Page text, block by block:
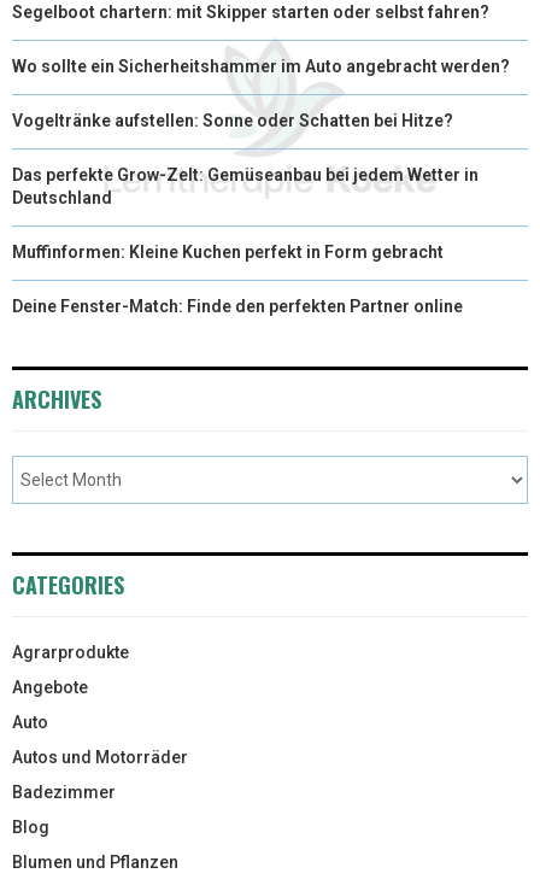
Segelboot chartern: mit Skipper starten oder selbst fahren?
Wo sollte ein Sicherheitshammer im Auto angebracht werden?
Vogeltränke aufstellen: Sonne oder Schatten bei Hitze?
Das perfekte Grow-Zelt: Gemüseanbau bei jedem Wetter in
Deutschland
Muffinformen: Kleine Kuchen perfekt in Form gebracht
Deine Fenster-Match: Finde den perfekten Partner online
ARCHIVES
CATEGORIES
Agrarprodukte
Angebote
Auto
Autos und Motorräder
Badezimmer
Blog
Blumen und Pflanzen